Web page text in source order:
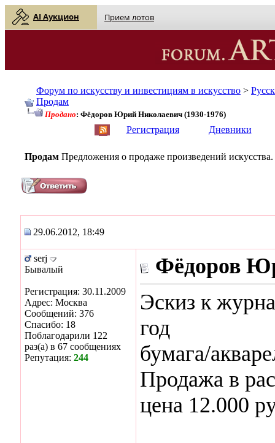
AI Аукцион Прием лотов
Форум по искусству и инвестициям в искусство >
Продам
Продано: Фёдоров Юрий Николаевич (1930-1976)
Регистрация Дневники
Продам Предложения о продаже произведений искусства.
29.06.2012, 18:49
serj
Бывалый
Регистрация: 30.11.2009
Адрес: Москва
Сообщений: 376
Спасибо: 18
Поблагодарили 122
раз(а) в 67 сообщениях
Репутация: 244
Фёдоров
Эскиз к
год
бумага/
Продажа в
цена 12.000